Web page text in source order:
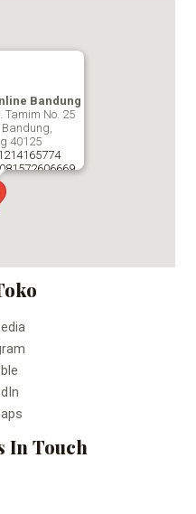
Bandung
No. 25
40125
081572606669
Bandung
In Touch